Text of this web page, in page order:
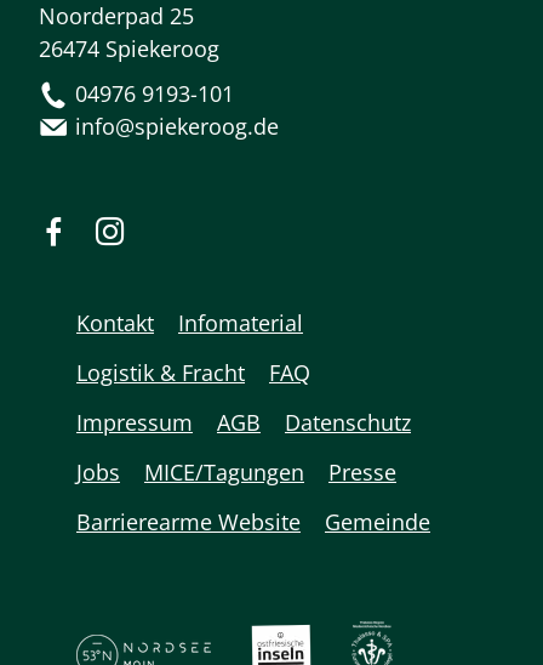
Noorderpad 25
26474 Spiekeroog
04976 9193-101
info@spiekeroog.de
Kontakt
Infomaterial
Logistik & Fracht
FAQ
Impressum
AGB
Datenschutz
Jobs
MICE/Tagungen
Presse
Barrierearme Website
Gemeinde